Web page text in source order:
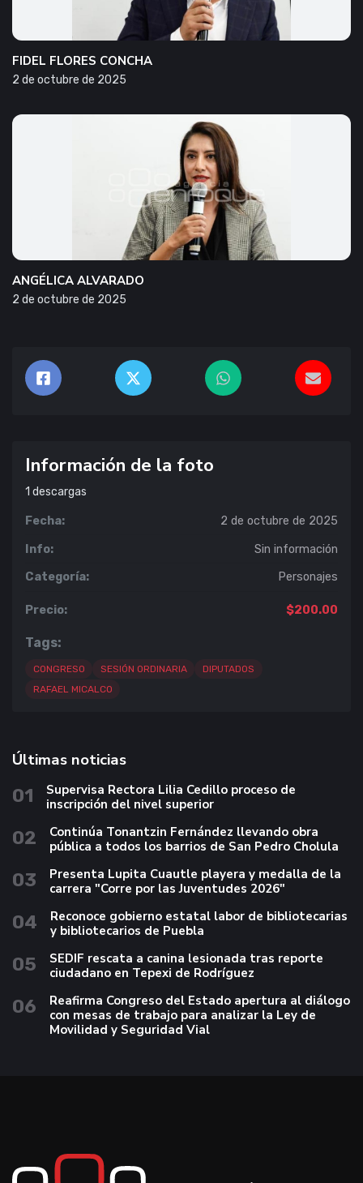
FIDEL FLORES CONCHA
2 de octubre de 2025
ANGÉLICA ALVARADO
2 de octubre de 2025
Información de la foto
1 descargas
Fecha: 2 de octubre de 2025
Info: Sin información
Categoría: Personajes
Precio: $200.00
Tags:
CONGRESO SESIÓN ORDINARIA
DIPUTADOS
RAFAEL MICALCO
Últimas noticias
01
Supervisa Rectora Lilia Cedillo proceso de
inscripción del nivel superior
02
Continúa Tonantzin Fernández llevando obra
pública a todos los barrios de San Pedro Cholula
03
Presenta Lupita Cuautle playera y medalla de la
carrera "Corre por las Juventudes 2026"
04
Reconoce gobierno estatal labor de bibliotecarias
y bibliotecarios de Puebla
05
SEDIF rescata a canina lesionada tras reporte
ciudadano en Tepexi de Rodríguez
06
Reafirma Congreso del Estado apertura al diálogo
con mesas de trabajo para analizar la Ley de
Movilidad y Seguridad Vial